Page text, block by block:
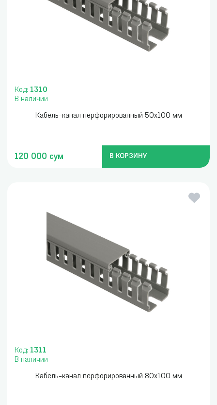
Код: 1310
В наличии
Кабель-канал перфорированный 50x100 мм
120 000 сум В КОРЗИНУ
Код: 1311
В наличии
Кабель-канал перфорированный 80x100 мм